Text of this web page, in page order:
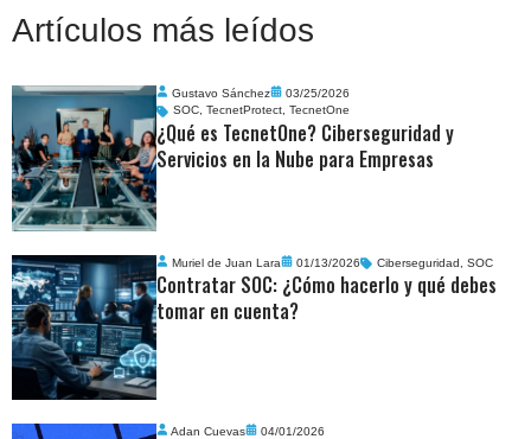
Artículos más leídos
Gustavo Sánchez
03/25/2026
SOC,TecnetProtect,TecnetOne
¿Qué es TecnetOne? Ciberseguridad y
Servicios en la Nube para Empresas
Muriel de Juan Lara 01/13/2026 Ciberseguridad ,SOC
Contratar SOC: ¿Cómo hacerlo y qué debes
tomar en cuenta?
Adan Cuevas
04/01/2026